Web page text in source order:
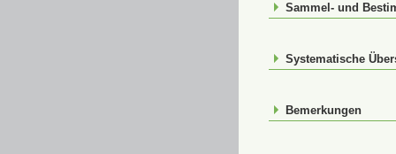
Sammel- und
Systematische
Bemerkungen